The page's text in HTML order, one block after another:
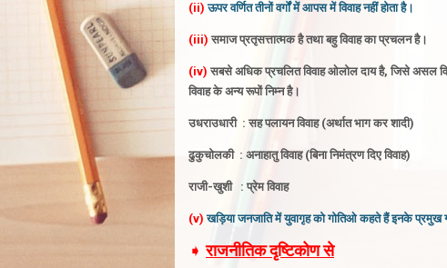
(ii) ऊपर वर्णित तीनों वर्गों में आपस में विवाह नहीं होता है।
(iii) समाज प्रतृसत्तात्मक है तथा बहु विवाह का प्रचलन है।
(iv) सबसे अधिक प्रचलित विवाह ओलोल दाय है, जिसे असल
विवाह के अन्य रूपों निम्न है।
उधराउधारी : सह पलायन विवाह (अर्थात भाग कर शादी)
ढुकुचाेलकी : अनाहातु विवाह (बिना निमंत्रण दिए विवाह)
राजी-खुशी : प्रेम विवाह
(v) खड़िया जनजाति में युवागृह को गोतिओ कहते हैं इनके प्रमुख
➧ राजनीतिक दृष्टिकोण से